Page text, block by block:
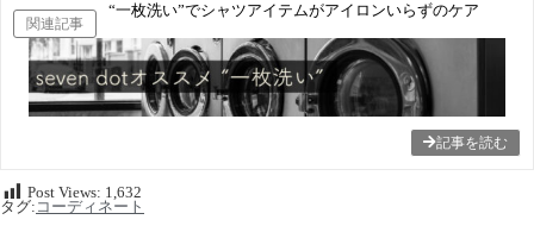
関連記事
“一枚洗い”でシャツアイテムがアイロンいらずのケア
記事を読む
Post Views: 1,632
タグ: コーディネート